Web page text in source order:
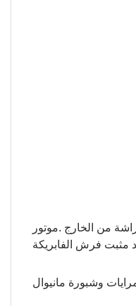
من الخارج .موتور
وشبورة مانيوال